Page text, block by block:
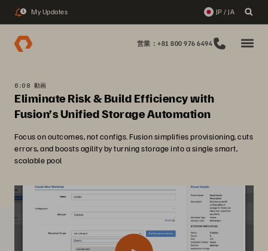
1 My Updates JP / JA
営業：+81 800 976 6494
6:08 動画
Eliminate Risk & Build Efficiency with
Fusion’s Unified Storage Automation
Focus on outcomes, not configs. Fusion simplifies provisioning, cuts
errors, and boosts agility by turning storage into a single smart,
scalable pool